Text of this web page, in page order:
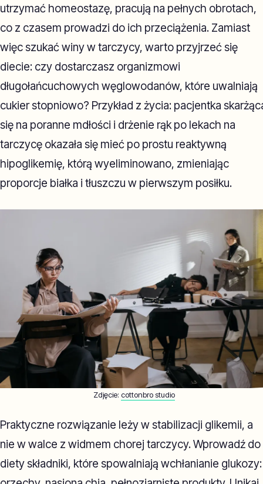
utrzymać homeostazę, pracują na pełnych obrotach,
co z czasem prowadzi do ich przeciążenia. Zamiast
więc szukać winy w tarczycy, warto przyjrzeć się
diecie: czy dostarczasz organizmowi
długołańcuchowych węglowodanów, które uwalniają
cukier stopniowo? Przykład z życia: pacjentka
się na poranne mdłości i drżenie rąk po lekach na
tarczycę okazała się mieć po prostu reaktywną
hipoglikemię, którą wyeliminowano, zmieniając
proporcje białka i tłuszczu w pierwszym posiłku.
Zdjęcie: cottonbro studio
Praktyczne rozwiązanie leży w stabilizacji glikemii, a
nie w walce z widmem chorej tarczycy. Wprowadź do
diety składniki, które spowalniają wchłanianie glukozy: